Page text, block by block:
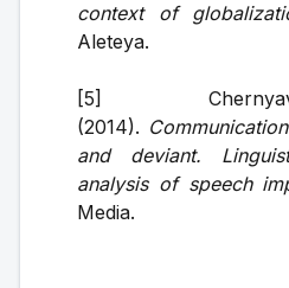
context of
Aleteya.
[5]
(2014).
and deviant.
analysis of speech
Media.